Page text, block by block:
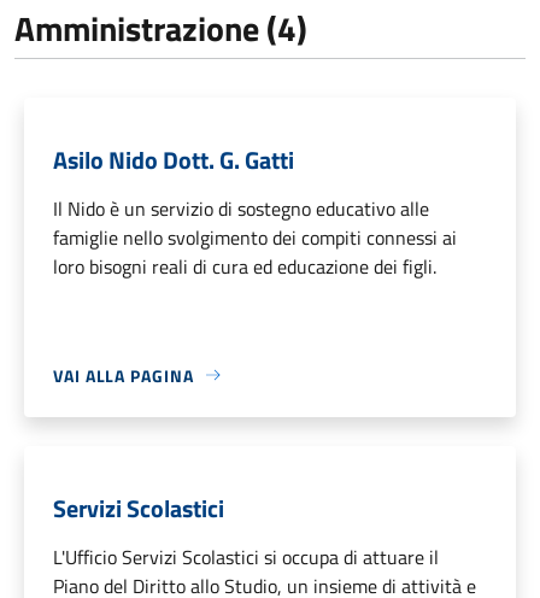
Amministrazione (4)
Asilo Nido Dott. G. Gatti
Il Nido è un servizio di sostegno educativo alle
famiglie nello svolgimento dei compiti connessi ai
loro bisogni reali di cura ed educazione dei figli.
VAI ALLA PAGINA
Servizi Scolastici
L'Ufficio Servizi Scolastici si occupa di attuare il
Piano del Diritto allo Studio, un insieme di attività e